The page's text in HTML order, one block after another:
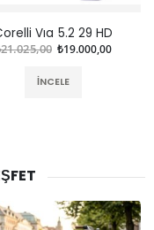
Vıa 5.2 29 HD
₺19.000,00
İNCELE